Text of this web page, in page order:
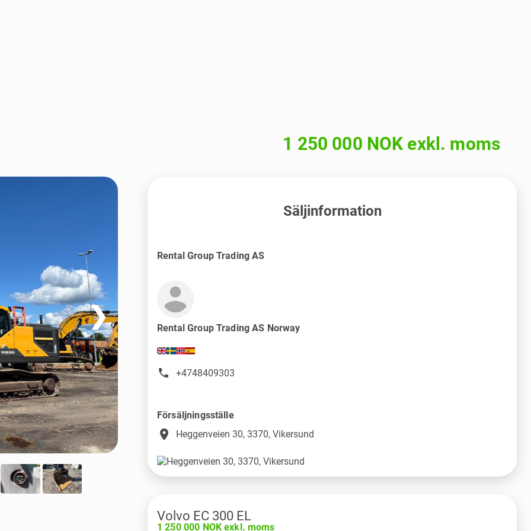
1 250 000 NOK exkl. moms
❯
Säljinformation
Rental Group Trading AS
Rental Group Trading AS Norway
+4748409303
Försäljningsställe
place Heggenveien 30, 3370, Vikersund
Volvo EC 300 EL
1 250 000 NOK exkl. moms